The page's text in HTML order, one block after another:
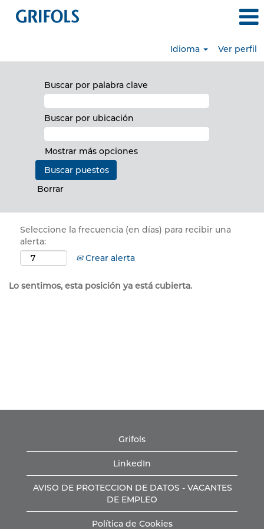
Idioma Ver perfil
Buscar por palabra clave
Buscar por ubicación
Mostrar más opciones
Borrar
Seleccione la frecuencia (en días) para recibir una
alerta:
Crear alerta
Lo sentimos, esta posición ya está cubierta.
Grifols
LinkedIn
AVISO DE PROTECCION DE DATOS - VACANTES
DE EMPLEO
Política de Cookies